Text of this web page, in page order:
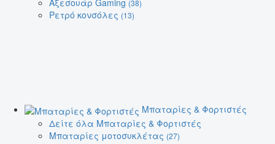
Αξεσουάρ Gaming (38)
Ρετρό κονσόλες (13)
Μπαταρίες & Φορτιστές
Δείτε όλα Μπαταρίες & Φορτιστές
Μπαταρίες μοτοσυκλέτας (27)